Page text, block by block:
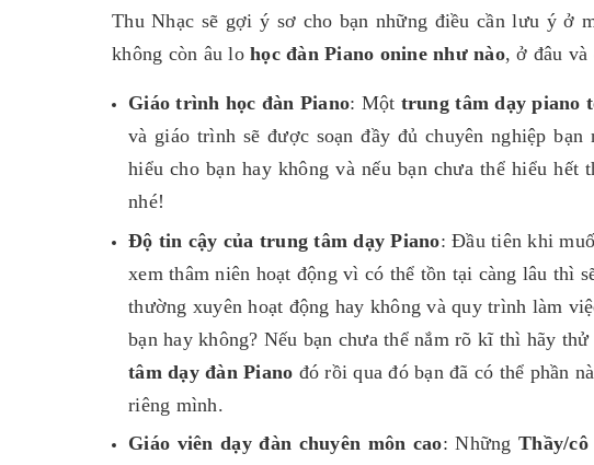
Thu Nhạc sẽ gợi ý sơ cho bạn những điều cần lưu ý ở
không còn âu lo học đàn Piano onine như nào, ở đâu và
Giáo trình học đàn Piano: Một trung tâm dạy piano
và giáo trình sẽ được soạn đầy đủ chuyên nghiệp
hiểu cho bạn hay không và nếu bạn chưa thể hiểu
nhé!
Độ tin cậy của trung tâm dạy Piano: Đầu tiên khi
xem thâm niên hoạt động vì có thể tồn tại càng lâu thì
thường xuyên hoạt động hay không và quy trình làm
bạn hay không? Nếu bạn chưa thể nắm rõ kĩ thì hãy
tâm dạy đàn Piano đó rồi qua đó bạn đã có thể phần
riêng mình.
Giáo viên dạy đàn chuyên môn cao: Những Thầy/